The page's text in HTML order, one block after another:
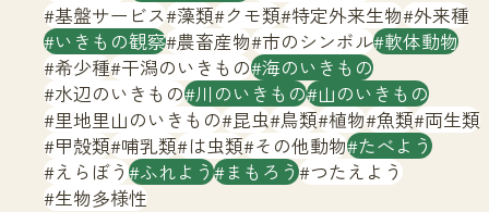
基盤サービス 藻類 クモ類 特定外来生物 外来種
いきもの観察 農畜産物 市のシンボル 軟体動物
希少種 干潟のいきもの 海のいきもの
水辺のいきもの 川のいきもの 山のいきもの
里地里山のいきもの 昆虫 鳥類 植物 魚類 両生類
甲殻類 哺乳類 は虫類 その他動物 たべよう
えらぼう ふれよう まもろう つたえよう
生物多様性